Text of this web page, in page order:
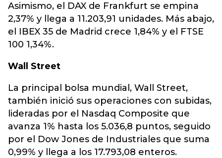
Asimismo, el DAX de Frankfurt se empina
2,37% y llega a 11.203,91 unidades. Más abajo,
el IBEX 35 de Madrid crece 1,84% y el FTSE
100 1,34%.
Wall Street
La principal bolsa mundial, Wall Street,
también inició sus operaciones con subidas,
lideradas por el Nasdaq Composite que
avanza 1% hasta los 5.036,8 puntos, seguido
por el Dow Jones de Industriales que suma
0,99% y llega a los 17.793,08 enteros.